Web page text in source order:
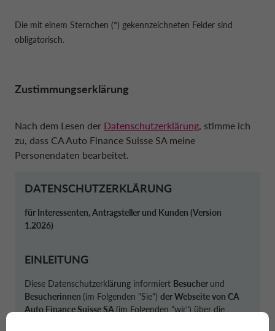
Die mit einem Sternchen (*) gekennzeichneten Felder sind
obligatorisch.
Zustimmungserklärung
Nach dem Lesen der Datenschutzerklärung, stimme ich
zu, dass CA Auto Finance Suisse SA meine
Personendaten bearbeitet.
DATENSCHUTZERKLÄRUNG
für Interessenten, Antragsteller und Kunden (Version
1.2026)
EINLEITUNG
Diese Datenschutzerklärung informiert Besucher und
Besucherinnen (im Folgenden "Sie") der Webseite von CA
Auto Finance Suisse SA (im Folgenden "wir") über die